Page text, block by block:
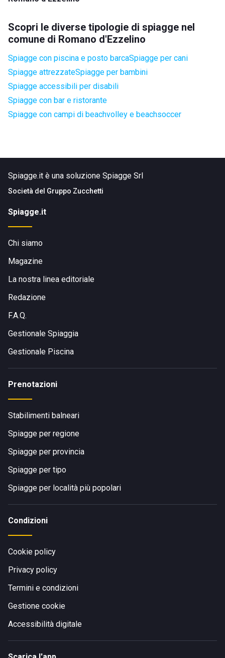
Scopri le diverse tipologie di spiagge nel
comune di Romano d'Ezzelino
Spiagge con piscina e posto barcaSpiagge per cani
Spiagge attrezzateSpiagge per bambini
Spiagge accessibili per disabili
Spiagge con bar e ristorante
Spiagge con campi di beachvolley e beachsoccer
Spiagge.it è una soluzione Spiagge Srl
Società del Gruppo Zucchetti
Spiagge.it
Chi siamo
Magazine
La nostra linea editoriale
Redazione
F.A.Q.
Gestionale Spiaggia
Gestionale Piscina
Prenotazioni
Stabilimenti balneari
Spiagge per regione
Spiagge per provincia
Spiagge per tipo
Spiagge per località più popolari
Condizioni
Cookie policy
Privacy policy
Termini e condizioni
Gestione cookie
Accessibilità digitale